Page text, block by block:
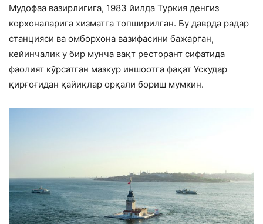
Мудофаа вазирлигига, 1983 йилда Туркия денгиз
корхоналарига хизматга топширилган. Бу даврда радар
станцияси ва омборхона вазифасини бажарган,
кейинчалик у бир мунча вақт ресторант сифатида
фаолият кўрсатган мазкур иншоотга фақат Ускудар
қирғоғидан қайиқлар орқали бориш мумкин.